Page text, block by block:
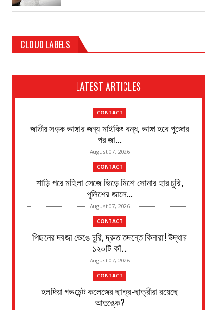
CLOUD LABELS
LATEST ARTICLES
CONTACT
জাতীয় সড়ক ভাঙ্গার জন্য মাইকিং বন্ধ, ভাঙ্গা হবে পুজোর
পর জা...
August 07, 2026
CONTACT
শাড়ি পরে মহিলা সেজে ভিড়ে মিশে সোনার হার চুরি,
পুলিশের জালে...
August 07, 2026
CONTACT
পিছনের দরজা ভেঙে চুরি, দ্রুত তদন্তে কিনারা! উদ্ধার
১২০টি কাঁ...
August 07, 2026
CONTACT
হলদিয়া গভমেন্ট কলেজের ছাত্র-ছাত্রীরা রয়েছে
আতঙ্কে?